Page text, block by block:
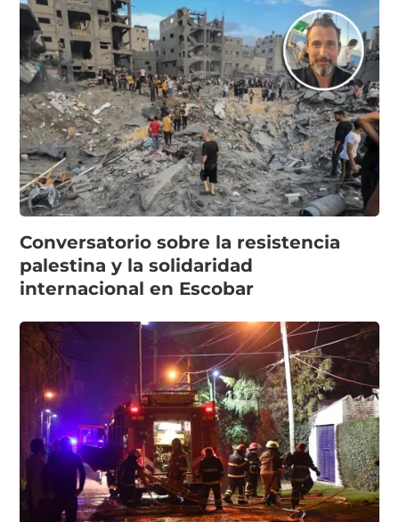
Conversatorio sobre la resistencia
palestina y la solidaridad
internacional en Escobar